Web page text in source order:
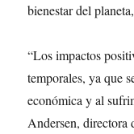
bienestar del
“Los impactos
temporales, ya que
económica y al
Andersen, directora